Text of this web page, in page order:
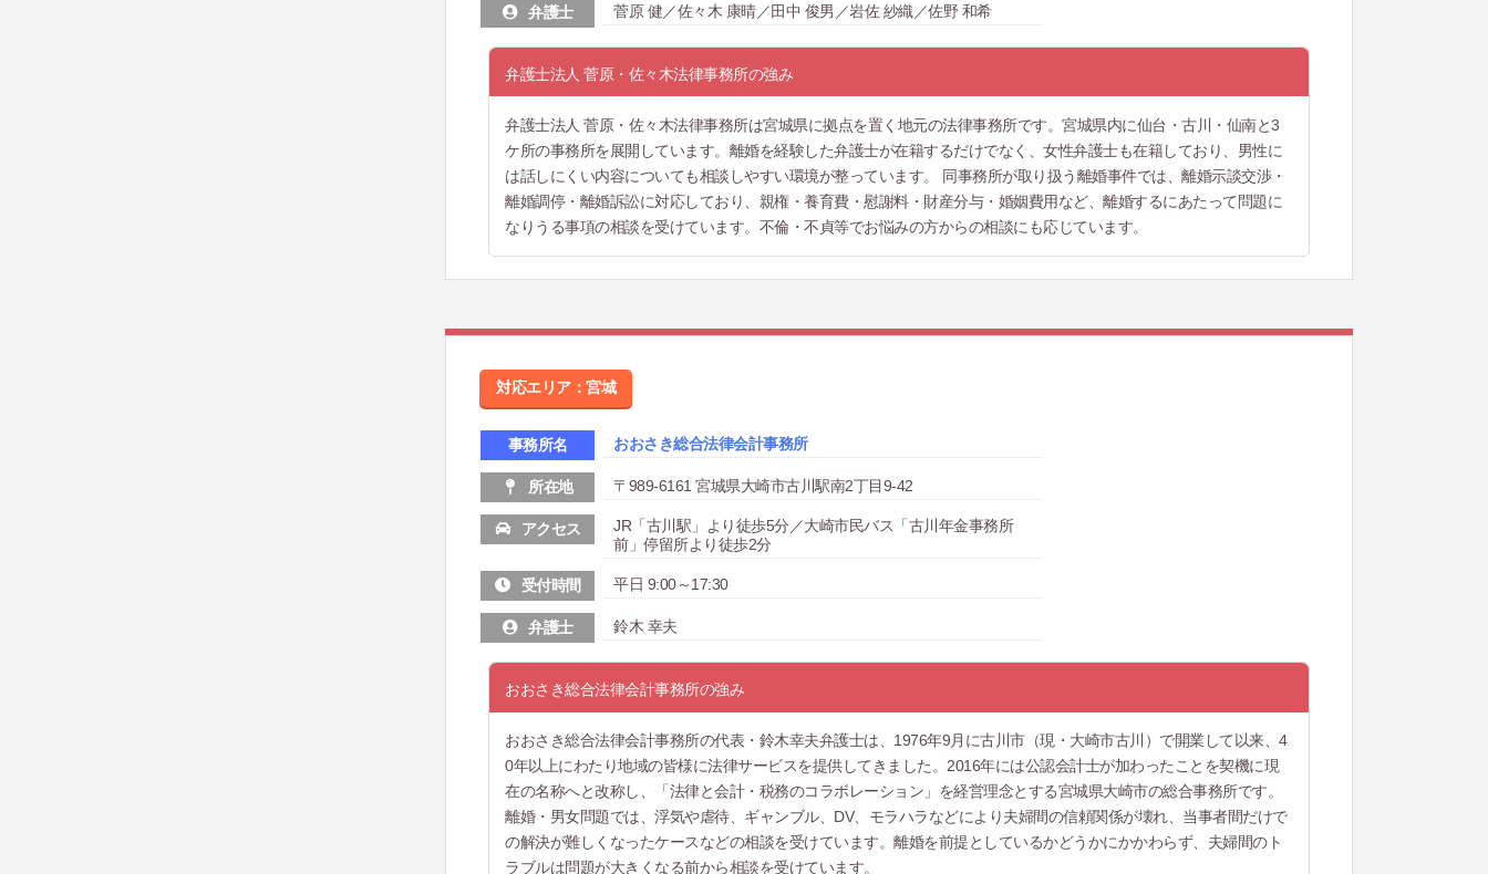
弁護士 菅原 健／佐々木 康晴／田中 俊男／岩佐 紗織／佐野 和希
弁護士法人 菅原・佐々木法律事務所の強み
弁護士法人 菅原・佐々木法律事務所は宮城県に拠点を置く地元の法律事務所です。宮城県内に仙台・古川・仙南と3
ケ所の事務所を展開しています。離婚を経験した弁護士が在籍するだけでなく、女性弁護士も在籍しており、男性に
は話しにくい内容についても相談しやすい環境が整っています。 同事務所が取り扱う離婚事件では、離婚示談交渉・
離婚調停・離婚訴訟に対応しており、親権・養育費・慰謝料・財産分与・婚姻費用など、離婚するにあたって問題に
なりうる事項の相談を受けています。不倫・不貞等でお悩みの方からの相談にも応じています。
対応エリア：宮城
事務所名 おおさき総合法律会計事務所
所在地 〒989-6161 宮城県大崎市古川駅南2丁目9-42
アクセス
JR「古川駅」より徒歩5分／大崎市民バス「古川年金事務所
前」停留所より徒歩2分
受付時間 平日 9:00～17:30
弁護士 鈴木 幸夫
おおさき総合法律会計事務所の強み
おおさき総合法律会計事務所の代表・鈴木幸夫弁護士は、1976年9月に古川市（現・大崎市古川）で開業して以来、4
0年以上にわたり地域の皆様に法律サービスを提供してきました。2016年には公認会計士が加わったことを契機に現
在の名称へと改称し、「法律と会計・税務のコラボレーション」を経営理念とする宮城県大崎市の総合事務所です。
離婚・男女問題では、浮気や虐待、ギャンブル、DV、モラハラなどにより夫婦間の信頼関係が壊れ、当事者間だけで
の解決が難しくなったケースなどの相談を受けています。離婚を前提としているかどうかにかかわらず、夫婦間のト
ラブルは問題が大きくなる前から相談を受けています。